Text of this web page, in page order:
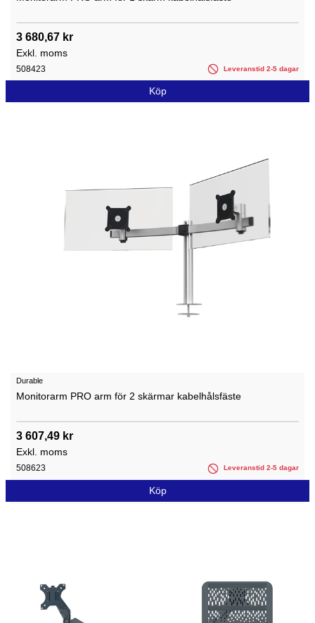
3 680,67 kr
Exkl. moms
508423 Leveranstid 2-5 dagar
Köp
Durable
Monitorarm PRO arm för 2 skärmar kabelhålsfäste
3 607,49 kr
Exkl. moms
508623 Leveranstid 2-5 dagar
Köp